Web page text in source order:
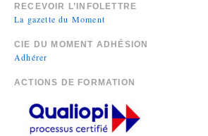
RECEVOIR L’INFOLETTRE
La gazette du Moment
CIE DU MOMENT ADHÉSION
Adhérer
ACTIONS DE FORMATION